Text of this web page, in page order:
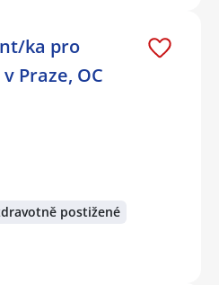
ka pro
Praze, OC
postižené